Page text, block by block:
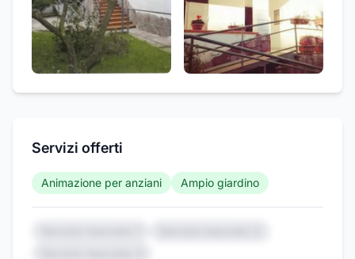
Servizi offerti
Animazione per anziani Ampio giardino